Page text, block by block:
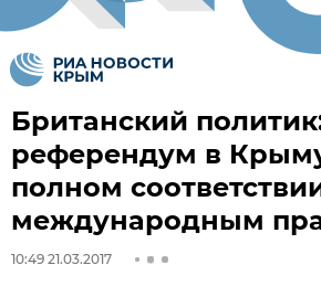
Британский
референдум в
полном
международным
10:49 21.03.2017